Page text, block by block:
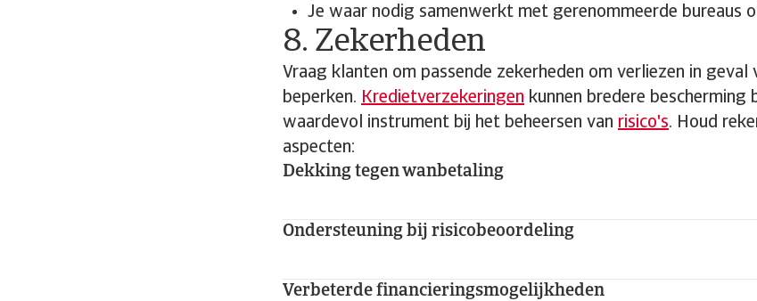
Je waar nodig samenwerkt met gerenommeerde bureaus
8. Zekerheden
Vraag klanten om passende zekerheden om verliezen in geval
beperken. Kredietverzekeringen kunnen bredere bescherming
waardevol instrument bij het beheersen van risico's. Houd
aspecten:
Dekking tegen wanbetaling
Ondersteuning bij risicobeoordeling
Verbeterde financieringsmogelijkheden